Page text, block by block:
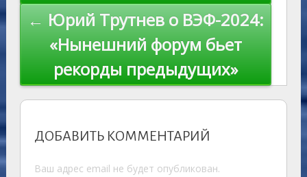
← Юрий Трутнев о ВЭФ-2024:
«Нынешний форум бьет
рекорды предыдущих»
ДОБАВИТЬ КОММЕНТАРИЙ
Ваш адрес email не будет опубликован.